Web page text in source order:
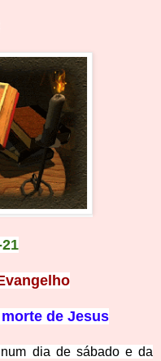
de Jesus
dia de sábado e da